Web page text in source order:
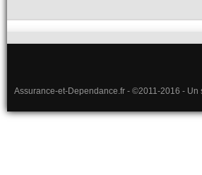
Assurance-et-Dependance.fr - ©2011-2016 - Un